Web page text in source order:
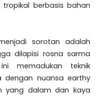
berbasis bahan
sorotan adalah
dilapisi rosna sarma
memadukan teknik
dengan nuansa earthy
yang dalam dan kaya